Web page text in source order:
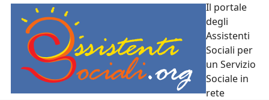
Il portale
degli
Assistenti
Sociali per
un Servizio
Sociale in
rete